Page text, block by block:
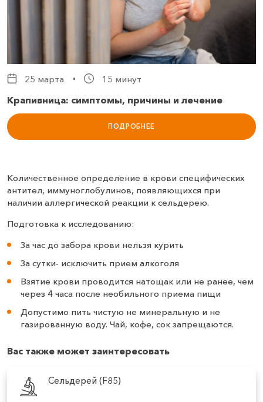
25 марта 15 минут
Крапивница: симптомы, причины и лечение
ПОДРОБНЕЕ
Количественное определение в крови специфических
антител, иммуноглобулинов, появляющихся при
наличии аллергической реакции к сельдерею.
Подготовка к исследованию:
За час до забора крови нельзя курить
За сутки- исключить прием алкоголя
Взятие крови проводится натощак или не ранее, чем
через 4 часа после необильного приема пищи
Допустимо пить чистую не минеральную и не
газированную воду. Чай, кофе, сок запрещаются.
Вас также может заинтересовать
Сельдерей (F85)